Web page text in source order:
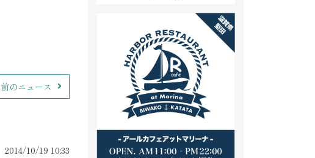
前のニュース
2014/10/19 10:33